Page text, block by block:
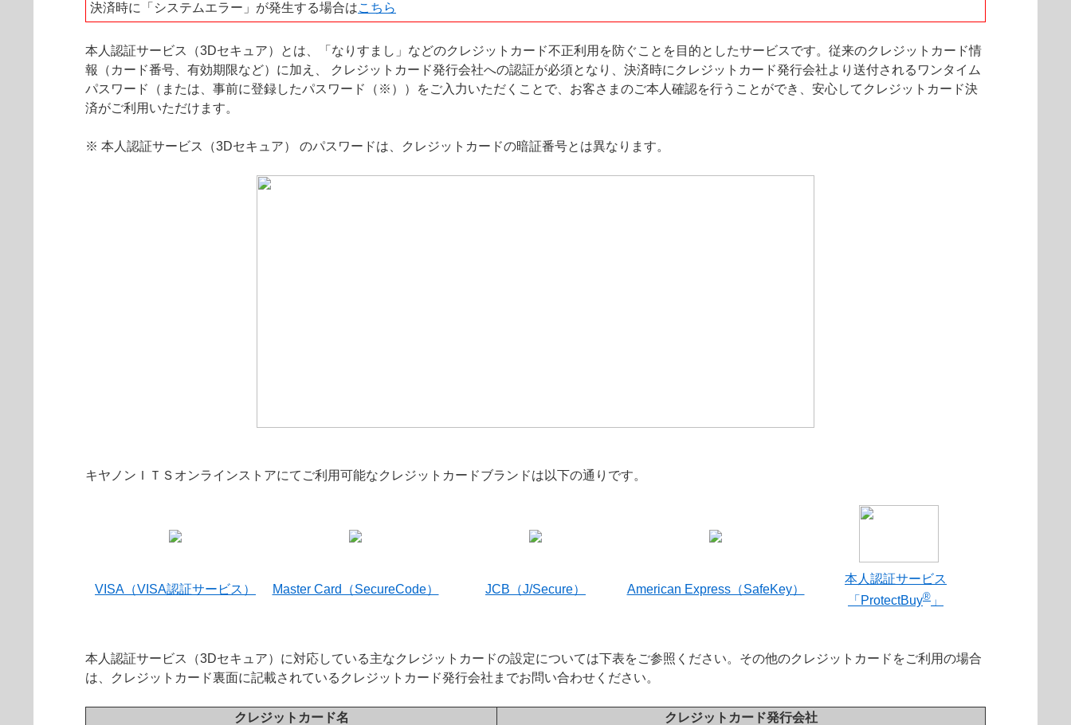
決済時に「システムエラー」が発生する場合はこちら
本人認証サービス（3Dセキュア）とは、「なりすまし」などのクレジットカード不正利用を防ぐことを目的としたサービスです。従来のクレジットカード情
報（カード番号、有効期限など）に加え、 クレジットカード発行会社への認証が必須となり、決済時にクレジットカード発行会社より送付されるワンタイム
パスワード（または、事前に登録したパスワード（※））をご入力いただくことで、お客さまのご本人確認を行うことができ、安心してクレジットカード決
済がご利用いただけます。
※ 本人認証サービス（3Dセキュア） のパスワードは、クレジットカードの暗証番号とは異なります。
キヤノンＩＴＳオンラインストアにてご利用可能なクレジットカードブランドは以下の通りです。
VISA（VISA認証サービス） Master Card（SecureCode） JCB（J/Secure） American Express（SafeKey）
本人認証サービス
「ProtectBuy® 」
本人認証サービス（3Dセキュア）に対応している主なクレジットカードの設定については下表をご参照ください。その他のクレジットカードをご利用の場合
は、クレジットカード裏面に記載されているクレジットカード発行会社までお問い合わせください。
クレジットカード名 クレジットカード発行会社